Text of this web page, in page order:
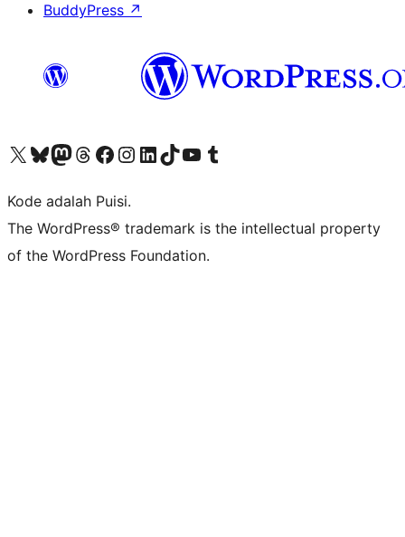
BuddyPress ↗
Kunjungi akun X (sebelumnya Twitter) kamiVisit our Bluesky account
Kunjungi akun Mastodon kami
Visit our Threads account
Kunjungi halaman Facebook kamiKunjungi akun Instagram kamiKunjungi akun LinkedIn kami
Visit our TikTok account
Kunjungi channel YouTube kamiVisit our Tumblr account
Kode adalah Puisi.
The WordPress® trademark is the intellectual property
of the WordPress Foundation.